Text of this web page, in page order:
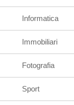
Informatica
Immobiliari
Fotografia
Sport